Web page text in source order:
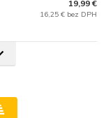
19,99 €
16,25 € bez DPH